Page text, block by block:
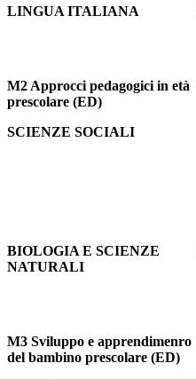
LINGUA ITALIANA
M2 Approcci pedagogici in età
prescolare (ED)
SCIENZE SOCIALI
BIOLOGIA E SCIENZE
NATURALI
M3 Sviluppo e apprendimenro
del bambino prescolare (ED)